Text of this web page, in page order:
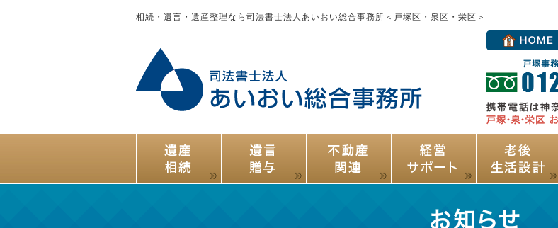
相続・遺言・遺産整理なら司法書士法人あいおい総合事務所＜戸塚区・泉区・栄区＞
お知らせ